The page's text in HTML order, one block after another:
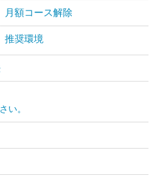
月額コース解除
推奨環境
い。